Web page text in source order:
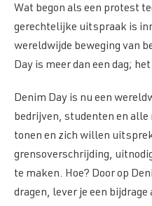
Wat begon als een protest
gerechtelijke uitspraak is
wereldwijde beweging van
Day is meer dan een dag;
Denim Day is nu een
bedrijven, studenten en
tonen en zich willen
grensoverschrijding,
te maken. Hoe? Door op
dragen, lever je een bijdrage